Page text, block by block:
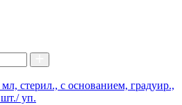
стерил., с основанием, градуир.,
уп.